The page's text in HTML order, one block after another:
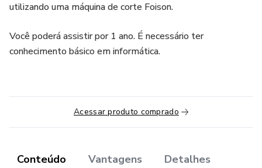
utilizando uma máquina de corte Foison.
Você poderá assistir por 1 ano. É necessário ter
conhecimento básico em informática.
Acessar produto comprado
Conteúdo Vantagens Detalhes